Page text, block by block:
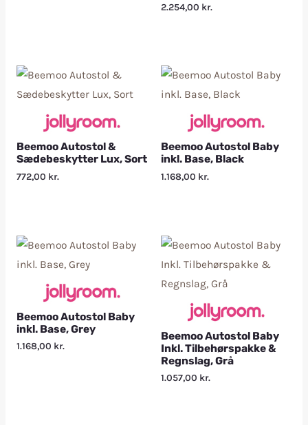
2.254,00 kr.
Beemoo Autostol &
Sædebeskytter Lux, Sort
772,00 kr.
Beemoo Autostol Baby
inkl. Base, Black
1.168,00 kr.
Beemoo Autostol Baby
inkl. Base, Grey
1.168,00 kr.
Beemoo Autostol Baby
Inkl. Tilbehørspakke &
Regnslag, Grå
1.057,00 kr.